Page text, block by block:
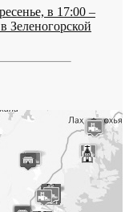
в 17:00 –
Зеленогорской